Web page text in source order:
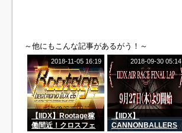
～他にもこんな記事があるがう！～
【IIDX】Rootage稼
働間近！クロスフェ
2018-11-05 16:19
【IIDX】
CANNONBALLERS
2018-09-30 05:14